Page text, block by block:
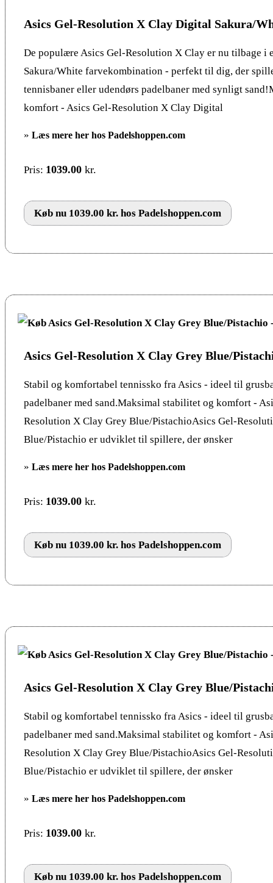
Asics Gel-Resolution X Clay Digital Sakura/
De populære Asics Gel-Resolution X Clay er nu tilbage i
Sakura/White farvekombination - perfekt til dig, der
tennisbaner eller udendørs padelbaner med synligt
komfort - Asics Gel-Resolution X Clay Digital
» Læs mere her hos Padelshoppen.com
Pris: 1039.00 kr.
Køb nu 1039.00 kr. hos Padelshoppen.com
Asics Gel-Resolution X Clay Grey Blue/
Stabil og komfortabel tennissko fra Asics - ideel til
padelbaner med sand.Maksimal stabilitet og komfort -
Resolution X Clay Grey Blue/PistachioAsics Gel-
Blue/Pistachio er udviklet til spillere, der ønsker
» Læs mere her hos Padelshoppen.com
Pris: 1039.00 kr.
Køb nu 1039.00 kr. hos Padelshoppen.com
Asics Gel-Resolution X Clay Grey Blue/
Stabil og komfortabel tennissko fra Asics - ideel til
padelbaner med sand.Maksimal stabilitet og komfort -
Resolution X Clay Grey Blue/PistachioAsics Gel-
Blue/Pistachio er udviklet til spillere, der ønsker
» Læs mere her hos Padelshoppen.com
Pris: 1039.00 kr.
Køb nu 1039.00 kr. hos Padelshoppen.com